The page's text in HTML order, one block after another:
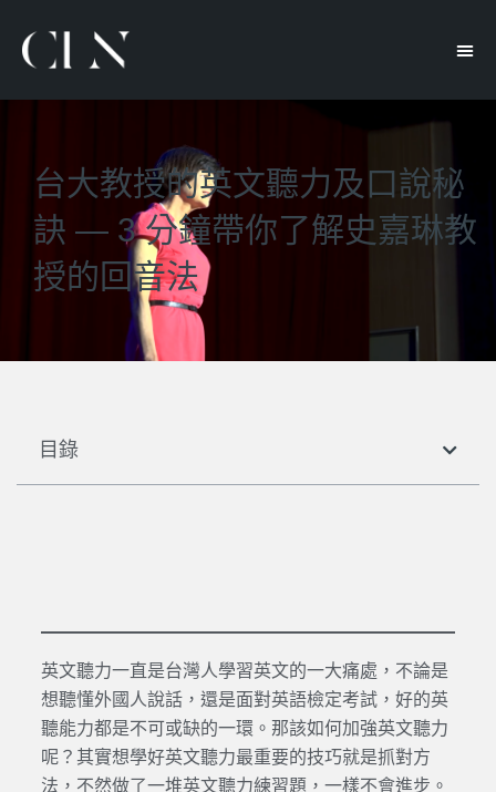
台大教授的英文聽力及口說秘
訣 — 3 分鐘帶你了解史嘉琳教
授的回音法
目錄
英文聽力一直是台灣人學習英文的一大痛處，不論是
想聽懂外國人說話，還是面對英語檢定考試，好的英
聽能力都是不可或缺的一環。那該如何加強英文聽力
呢？其實想學好英文聽力最重要的技巧就是抓對方
法，不然做了一堆英文聽力練習題，一樣不會進步。